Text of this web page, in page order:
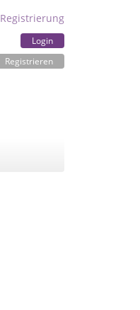
Registrierung
Login
Registrieren